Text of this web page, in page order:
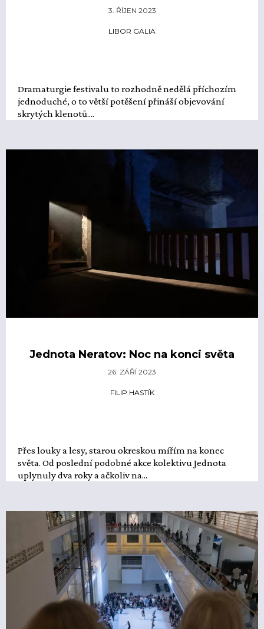
3. ŘÍJEN 2023
LIBOR GALIA
Dramaturgie festivalu to rozhodně nedělá příchozím
jednoduché, o to větší potěšení přináší objevování
skrytých klenotů....
Jednota Neratov: Noc na konci světa
26. ZÁŘÍ 2023
FILIP HASTÍK
Přes louky a lesy, starou okreskou mířím na konec
světa. Od poslední podobné akce kolektivu Jednota
uplynuly dva roky a ačkoliv na...